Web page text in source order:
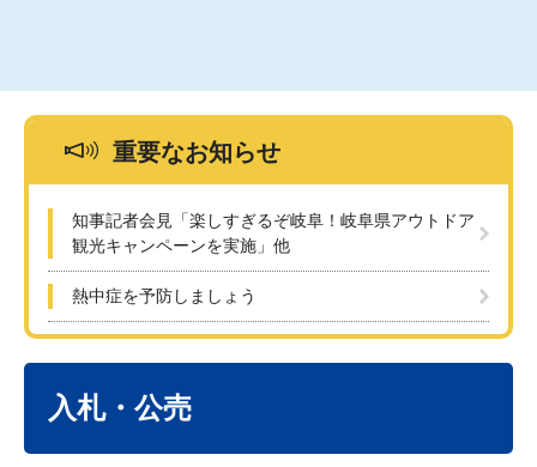
重要なお知らせ
知事記者会見「楽しすぎるぞ岐阜！岐阜県アウトドア
観光キャンペーンを実施」他
熱中症を予防しましょう
入札・公売